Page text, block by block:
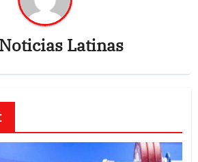
Noticias Latinas